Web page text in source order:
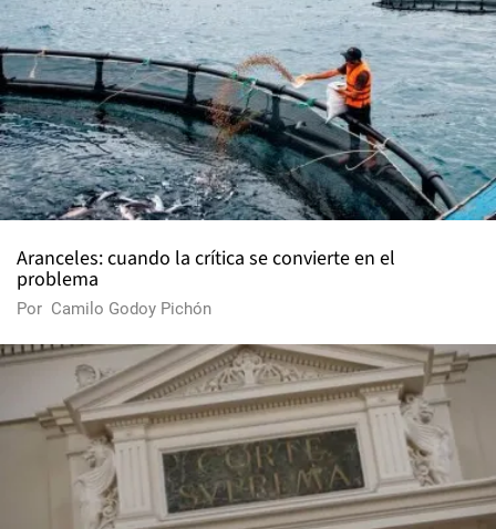
Aranceles: cuando la crítica se convierte en el
problema
Por Camilo Godoy Pichón